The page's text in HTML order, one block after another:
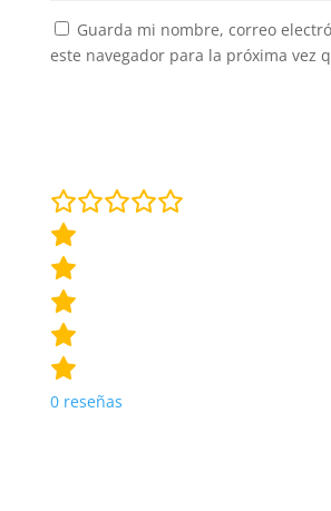
Guarda mi nombre, correo
este navegador para la próxima vez
0reseñas